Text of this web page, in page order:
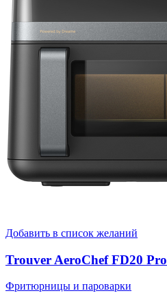
Добавить в список желаний
Trouver AeroChef FD20 Pro
Фритюрницы и пароварки